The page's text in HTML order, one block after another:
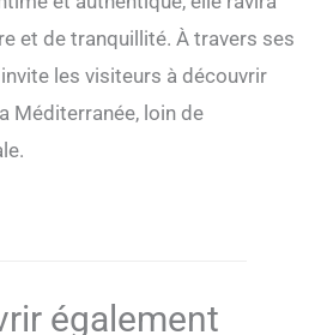
et de tranquillité. À travers ses
les visiteurs à découvrir
Méditerranée, loin de
également